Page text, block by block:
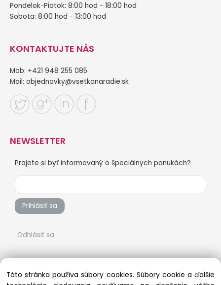
Pondelok-Piatok: 8:00 hod - 18:00 hod
Sobota: 8:00 hod - 13:00 hod
KONTAKTUJTE NÁS
Mob: +421 948 255 085
Mail: objednavky@vsetkonaradie.sk
NEWSLETTER
Prajete si byť informovaný o špeciálnych ponukách?
Prihlásiť sa
Odhlásiť sa
Táto stránka používa súbory cookies. Súbory cookie a ďalšie